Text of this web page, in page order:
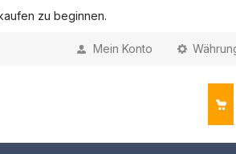
zu beginnen.
Mein Konto